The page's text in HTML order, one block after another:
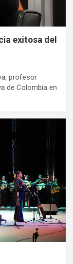
exitosa del
profesor
de Colombia en